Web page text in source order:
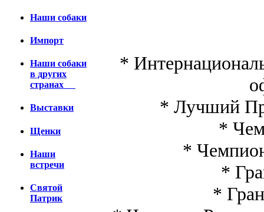
Наши собаки
Импорт
Наши собаки
в других
странах
Выставки
Щенки
Наши
встречи
Святой
Патрик
*
* Лучший
*
*
*
*